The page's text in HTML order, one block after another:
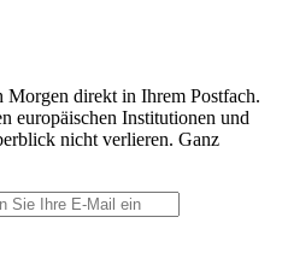
Morgen direkt in Ihrem Postfach.
europäischen Institutionen und
nicht verlieren. Ganz